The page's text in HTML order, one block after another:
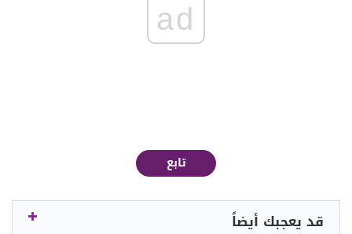
ad
تابع
قد يعجبك أيضاً